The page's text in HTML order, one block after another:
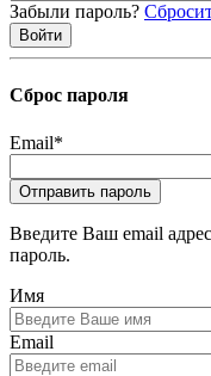
Забыли пароль?
Сброс пароля
Email*
Введите Ваш email
пароль.
Имя
Email